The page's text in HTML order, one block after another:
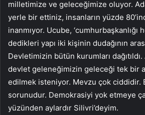
milletimize ve geleceğimize oluyor.
yerle bir ettiniz, insanların yüzde
inanmıyor. Ucube, ‘cumhurbaşkanlığı
dedikleri yapı iki kişinin dudağının
Devletimizin bütün kurumları dağıtıldı.
devlet geleneğimizin geleceği tek bir
edilmek isteniyor. Mevzu çok ciddidir.
sorunudur. Demokrasiyi yok etmeye
yüzünden aylardır Silivri’deyim.